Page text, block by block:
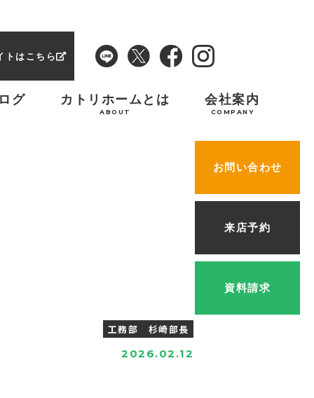
トはこちら
グ カトリホームとは
ABOUT
会社案内
COMPANY
お問い合わせ
来店予約
資料請求
工務部 杉崎部長
2026.02.12